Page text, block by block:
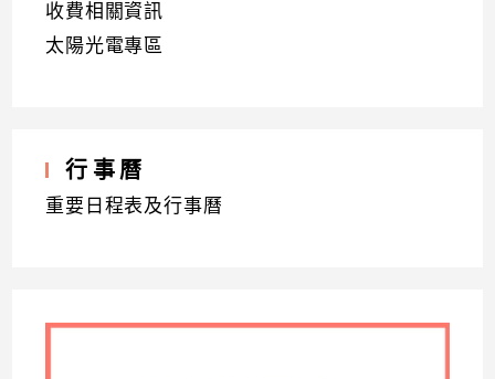
收費相關資訊
太陽光電專區
行事曆
重要日程表及行事曆